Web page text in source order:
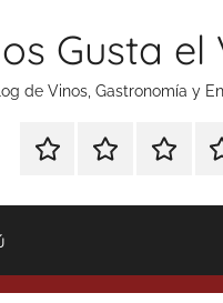
Gusta el
de Vinos, Gastronomía y
Especial
Tonics
Enoturismo
Gastronomía
Ranking